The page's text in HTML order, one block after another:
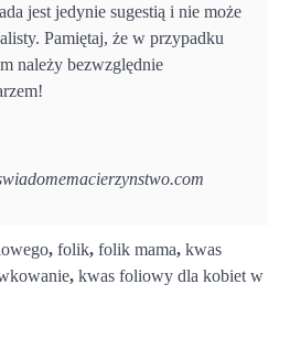
jest jedynie sugestią i nie może
Pamiętaj, że w przypadku
należy bezwzględnie
, folik, folik mama, kwas
, kwas foliowy dla kobiet w